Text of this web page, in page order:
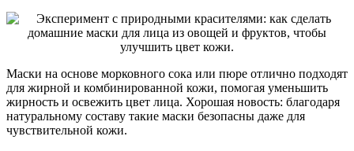
Маски на основе морковного сока или пюре отлично подходят
для жирной и комбинированной кожи, помогая уменьшить
жирность и освежить цвет лица. Хорошая новость: благодаря
натуральному составу такие маски безопасны даже для
чувствительной кожи.